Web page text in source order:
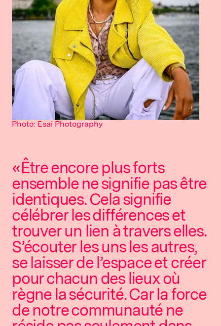
Photo: Esai Photography
«Être encore plus forts
ensemble ne signifie pas être
identiques. Cela signifie
célébrer les différences et
trouver un lien à travers elles.
S’écouter les uns les autres,
se laisser de l’espace et créer
pour chacun des lieux où
règne la sécurité. Car la force
de notre communauté ne